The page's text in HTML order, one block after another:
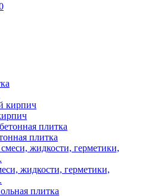
плитка
жидкости, герметики,